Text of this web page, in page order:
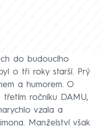
do budoucího
o tři roky starší. Prý
a humorem. O
ročníku DAMU,
vzala a
Manželství však